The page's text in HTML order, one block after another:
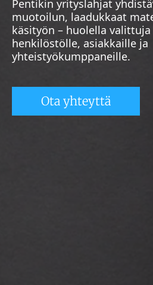
Pentikin yrityslahjat
muotoilun, laadukkaat
käsityön – huolella
henkilöstölle, asiakkaille ja
yhteistyökumppaneille.
Ota yhteyttä